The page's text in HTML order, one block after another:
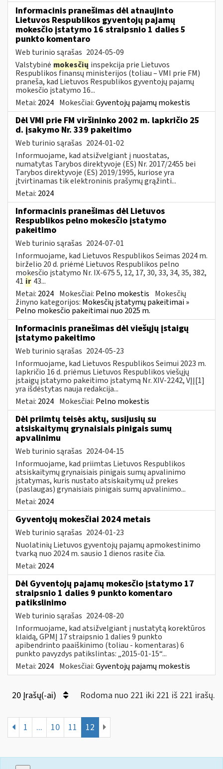
Informacinis pranešimas dėl atnaujinto
Lietuvos Respublikos gyventojų pajamų
mokesčio įstatymo 16 straipsnio 1 dalies 5
punkto komentaro
Web turinio sąrašas 2024-05-09
Valstybinė mokesčių inspekcija prie Lietuvos
Respublikos finansų ministerijos (toliau – VMI prie FM)
praneša, kad Lietuvos Respublikos gyventojų pajamų
mokesčio įstatymo 16...
Metai: 2024 Mokesčiai:Gyventojų pajamų mokestis
Dėl VMI prie FM viršininko 2002 m. lapkričio 25
d. įsakymo Nr. 339 pakeitimo
Web turinio sąrašas 2024-01-02
Informuojame, kad atsižvelgiant į nuostatas,
numatytas Tarybos direktyvoje (ES) Nr. 2017/2455 bei
Tarybos direktyvoje (ES) 2019/1995, kuriose yra
įtvirtinamas tik elektroninis prašymų grąžinti...
Metai: 2024
Informacinis pranešimas dėl Lietuvos
Respublikos pelno mokesčio įstatymo
pakeitimo
Web turinio sąrašas 2024-07-01
Informuojame, kad Lietuvos Respublikos Seimas 2024 m.
birželio 20 d. priėmė Lietuvos Respublikos pelno
mokesčio įstatymo Nr. IX-675 5, 12, 17, 30, 33, 34, 35, 382,
41 ir 43...
Metai: 2024 Mokesčiai: Pelno mokestis Mokesčių
žinyno kategorijos: Mokesčių įstatymų pakeitimai »
Pelno mokesčio pakeitimai nuo 2025 m.
Informacinis pranešimas dėl viešųjų įstaigų
įstatymo pakeitimo
Web turinio sąrašas 2024-05-23
Informuojame, kad Lietuvos Respublikos Seimui 2023 m.
lapkričio 16 d. priėmus Lietuvos Respublikos viešųjų
įstaigų įstatymo pakeitimo įstatymą Nr. XIV-2242, VĮĮ[1]
yra išdėstytas nauja redakcija...
Metai: 2024 Mokesčiai: Pelno mokestis
Dėl priimtų teisės aktų, susijusių su
atsiskaitymų grynaisiais pinigais sumų
apvalinimu
Web turinio sąrašas 2024-04-15
Informuojame, kad priimtas Lietuvos Respublikos
atsiskaitymų grynaisiais pinigais sumų apvalinimo
įstatymas, kuris nustato atsiskaitymų už prekes
(paslaugas) grynaisiais pinigais sumų apvalinimo...
Metai: 2024
Gyventojų mokesčiai 2024 metais
Web turinio sąrašas 2024-01-23
Nuolatinių Lietuvos gyventojų pajamų apmokestinimo
tvarką nuo 2024 m. sausio 1 dienos rasite čia.
Metai: 2024
Dėl Gyventojų pajamų mokesčio įstatymo 17
straipsnio 1 dalies 9 punkto komentaro
patikslinimo
Web turinio sąrašas 2024-08-20
Informuojame, kad atsižvelgiant į nustatytą korektūros
klaidą, GPMĮ 17 straipsnio 1 dalies 9 punkto
apibendrinto paaiškinimo (toliau - komentaras) 6
punkto pavyzdys patikslintas: „2015-01-15“...
Metai: 2024 Mokesčiai:Gyventojų pajamų mokestis
20 Įrašų(-ai) Rodoma nuo 221 iki 221 iš 221 irašų.
1 ... 10 11 12